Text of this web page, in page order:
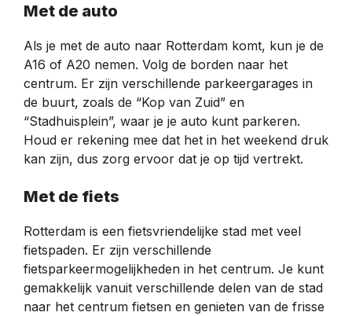
Met de auto
Als je met de auto naar Rotterdam komt, kun je de
A16 of A20 nemen. Volg de borden naar het
centrum. Er zijn verschillende parkeergarages in
de buurt, zoals de “Kop van Zuid” en
“Stadhuisplein”, waar je je auto kunt parkeren.
Houd er rekening mee dat het in het weekend druk
kan zijn, dus zorg ervoor dat je op tijd vertrekt.
Met de fiets
Rotterdam is een fietsvriendelijke stad met veel
fietspaden. Er zijn verschillende
fietsparkeermogelijkheden in het centrum. Je kunt
gemakkelijk vanuit verschillende delen van de stad
naar het centrum fietsen en genieten van de frisse